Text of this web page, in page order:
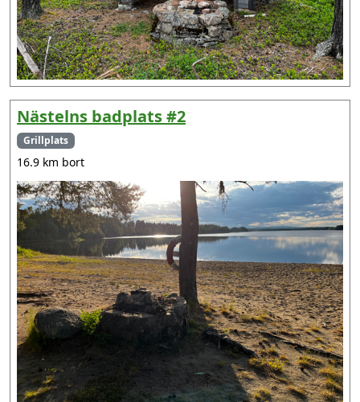
Nästelns badplats #2
Grillplats
16.9 km bort